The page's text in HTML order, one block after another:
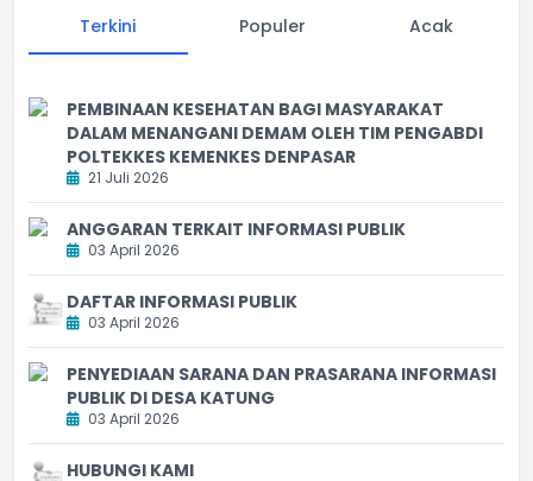
Terkini Populer Acak
PEMBINAAN KESEHATAN BAGI MASYARAKAT
DALAM MENANGANI DEMAM OLEH TIM PENGABDI
POLTEKKES KEMENKES DENPASAR
21 Juli 2026
ANGGARAN TERKAIT INFORMASI PUBLIK
03 April 2026
DAFTAR INFORMASI PUBLIK
03 April 2026
PENYEDIAAN SARANA DAN PRASARANA INFORMASI
PUBLIK DI DESA KATUNG
03 April 2026
HUBUNGI KAMI